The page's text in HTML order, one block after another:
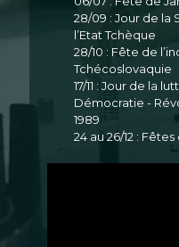
28/09 : Jour de la
l’Etat Tchèque
28/10 : Fête de
Tchécoslovaquie
17/11 : Jour de la
Démocratie -
1989
24 au 26/12 :